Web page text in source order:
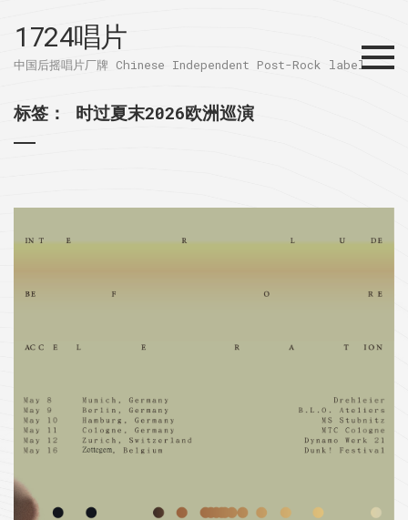
1724唱片
中国后摇唱片厂牌 Chinese Independent Post-Rock label
Menu
标签： 时过夏末2026欧洲巡演